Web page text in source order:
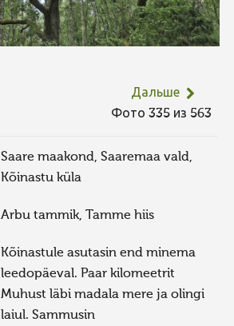
Дальше
Фото 335 из 563
Saare maakond, Saaremaa vald,
Kõinastu küla
Arbu tammik, Tamme hiis
Kõinastule asutasin end minema
leedopäeval. Paar kilomeetrit
Muhust läbi madala mere ja olingi
laiul. Sammusin